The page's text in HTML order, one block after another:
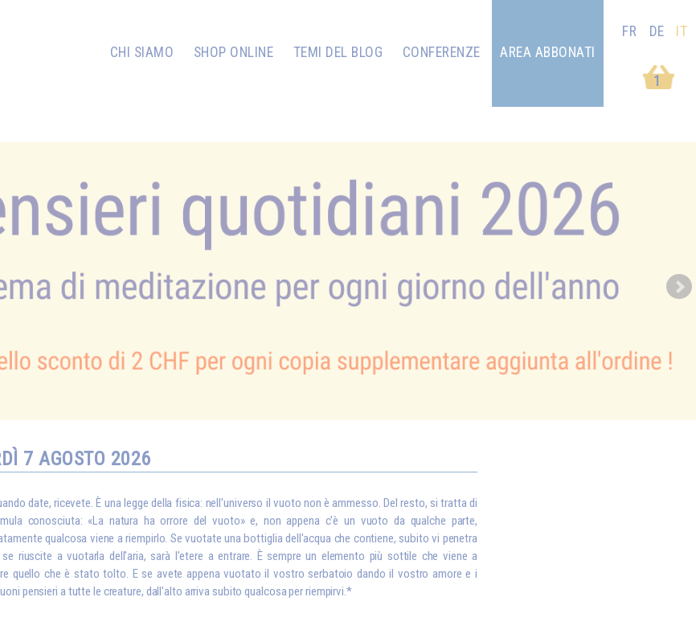
CHI SIAMO SHOP ONLINE TEMI DEL BLOG
CONFERENZE
1
AREA ABBONATI
FR DE IT
Next
7 AGOSTO 2026
date, ricevete. È una legge della fisica: nell'universo il vuoto non è ammesso. Del resto, si tratta di
conosciuta: «La natura ha orrore del vuoto» e, non appena c'è un vuoto da qualche parte,
qualcosa viene a riempirlo. Se vuotate una bottiglia dell'acqua che contiene, subito vi penetra
riuscite a vuotarla dell'aria, sarà l’etere a entrare. È sempre un elemento più sottile che viene a
quello che è stato tolto. E se avete appena vuotato il vostro serbatoio dando il vostro amore e i
pensieri a tutte le creature, dall'alto arriva subito qualcosa per riempirvi.*